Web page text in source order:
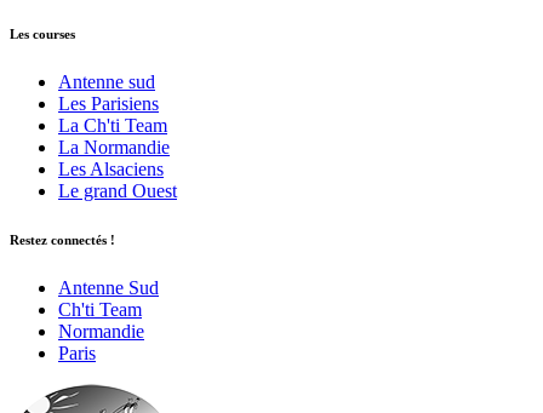
Les courses
Antenne sud
Les Parisiens
La Ch'ti Team
La Normandie
Les Alsaciens
Le grand Ouest
Restez connectés !
Antenne Sud
Ch'ti Team
Normandie
Paris